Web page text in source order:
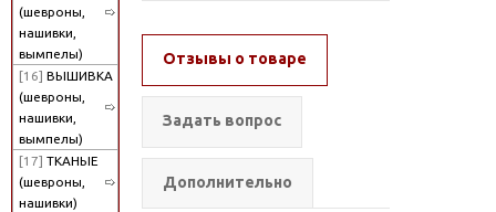
(шевроны,
нашивки,
вымпелы)
[16] ВЫШИВКА
(шевроны,
нашивки,
вымпелы)
[17] ТКАНЫЕ
(шевроны,
нашивки)
Отзывы о товаре
Задать вопрос
Дополнительно